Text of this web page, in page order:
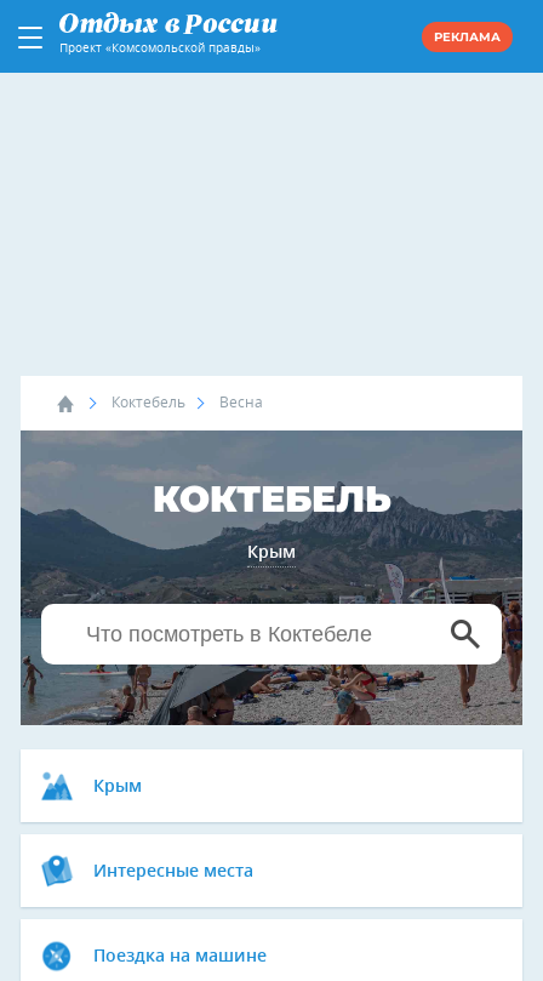
Проект «Комсомольской правды»
РЕКЛАМА
Коктебель Весна
КОКТЕБЕЛЬ
Крым
Крым
Интересные места
Поездка на машине